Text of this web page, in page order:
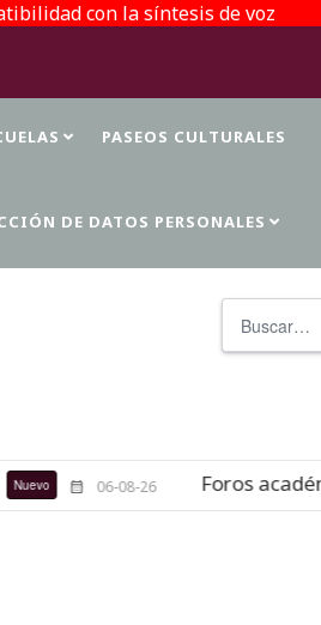
con la síntesis de voz
PASEOS CULTURALES
DE DATOS PERSONALES
06-08-26 Foros